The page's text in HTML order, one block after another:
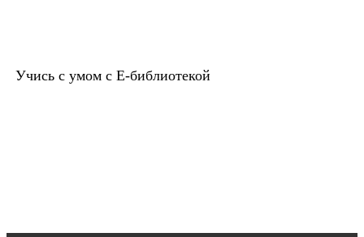
Учись с умом с Е-библиотекой